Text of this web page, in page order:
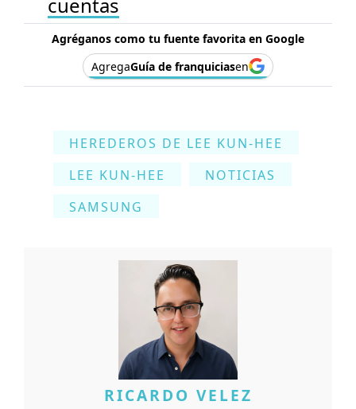
Agréganos como tu fuente favorita en Google
AgregaGuía de franquiciasen
HEREDEROS DE LEE KUN-HEE
LEE KUN-HEE
NOTICIAS
SAMSUNG
RICARDO VELEZ